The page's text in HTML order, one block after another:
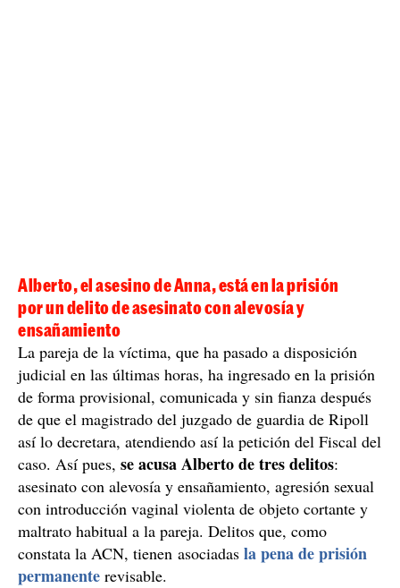
Alberto, el asesino de Anna, está en la prisión
por un delito de asesinato con alevosía y
ensañamiento
La pareja de la víctima, que ha pasado a disposición
judicial en las últimas horas, ha ingresado en la prisión
de forma provisional, comunicada y sin fianza después
de que el magistrado del juzgado de guardia de Ripoll
así lo decretara, atendiendo así la petición del Fiscal del
caso. Así pues, se acusa Alberto de tres delitos:
asesinato con alevosía y ensañamiento, agresión sexual
con introducción vaginal violenta de objeto cortante y
maltrato habitual a la pareja. Delitos que, como
constata la ACN, tienen asociadas la pena de prisión
permanente revisable.